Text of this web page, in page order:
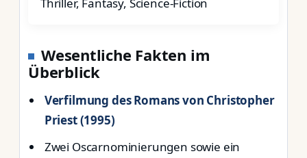
Wesentliche Fakten im
Überblick
Verfilmung des Romans von Christopher
Priest (1995)
Zwei Oscarnominierungen sowie ein